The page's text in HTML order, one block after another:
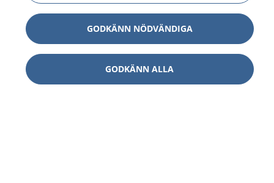
GODKÄNN NÖDVÄNDIGA
GODKÄNN ALLA